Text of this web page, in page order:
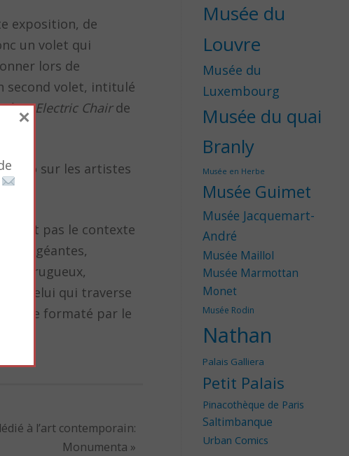
exposition, de
un volet qui
lors de
second volet, intitulé
sérieElectric Chairde
sur les artistes
pas le contexte
géantes,
rugueux,
celui qui traverse
formaté par le
à l’art contemporain:
Monumenta »
Musée du
Louvre
Musée du
Luxembourg
Musée du quai
Branly
Musée en Herbe
Musée Guimet
Musée Jacquemart-
André
Musée Maillol
Musée Marmottan
Monet
Musée Rodin
Nathan
Palais Galliera
Petit Palais
Pinacothèque de Paris
Saltimbanque
Urban Comics
×